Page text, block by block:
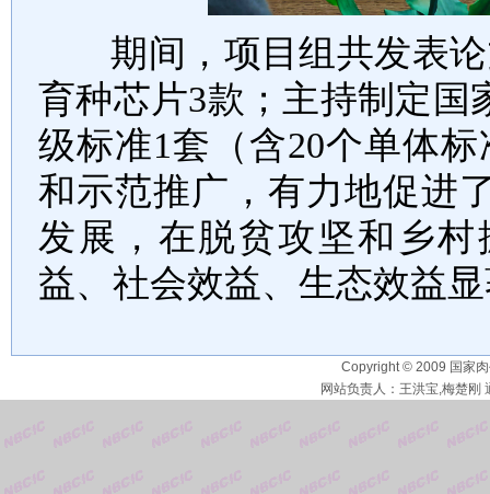
期间，项目组共发表
育种芯片3款；主持制定国
级标准1套（含20个单体标
和示范推广，有力地促进
发展 ， 在脱贫攻坚和乡
益、社会效益、生态效益
Copyright © 2009 国家
网站负责人：王洪宝,梅楚刚